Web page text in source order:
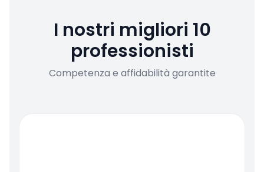
I nostri migliori 10
professionisti
Competenza e affidabilità garantite